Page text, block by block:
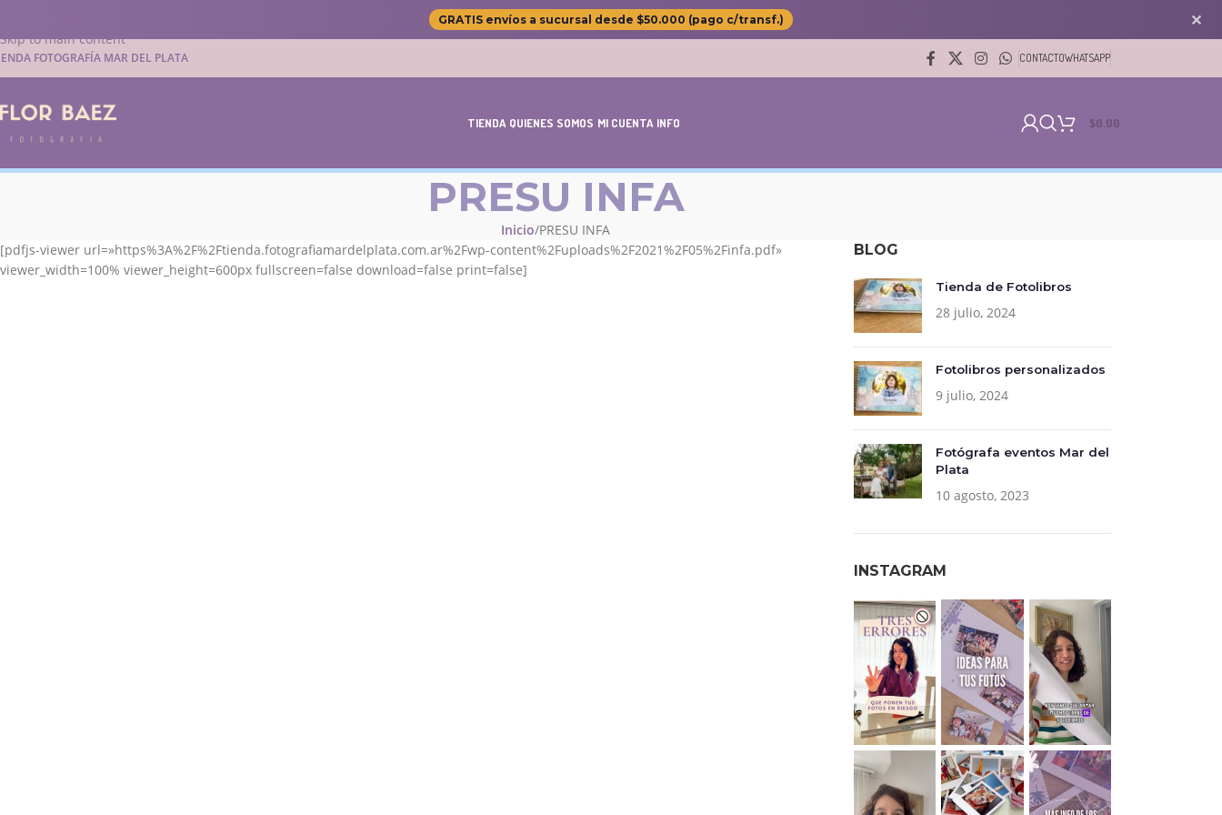
Skip to main content
GRATIS envíos a sucursal desde $50.000 (pago c/transf.) ✕
FOTOGRAFÍA MAR DEL PLATA CONTACTOWHATSAPP
TIENDA QUIENES SOMOS MI CUENTA INFO $0.00
PRESU INFA
Inicio PRESU INFA
[pdfjs-viewer url=»https%3A%2F%2Ftienda.fotografiamardelplata.com.ar%2Fwp-content%2Fuploads%2F2021%2F05%2Finfa.pdf»
viewer_width=100% viewer_height=600px fullscreen=false download=false print=false]
BLOG
Tienda de Fotolibros
28 julio, 2024
Fotolibros personalizados
9 julio, 2024
Fotógrafa eventos Mar del
Plata
10 agosto, 2023
INSTAGRAM